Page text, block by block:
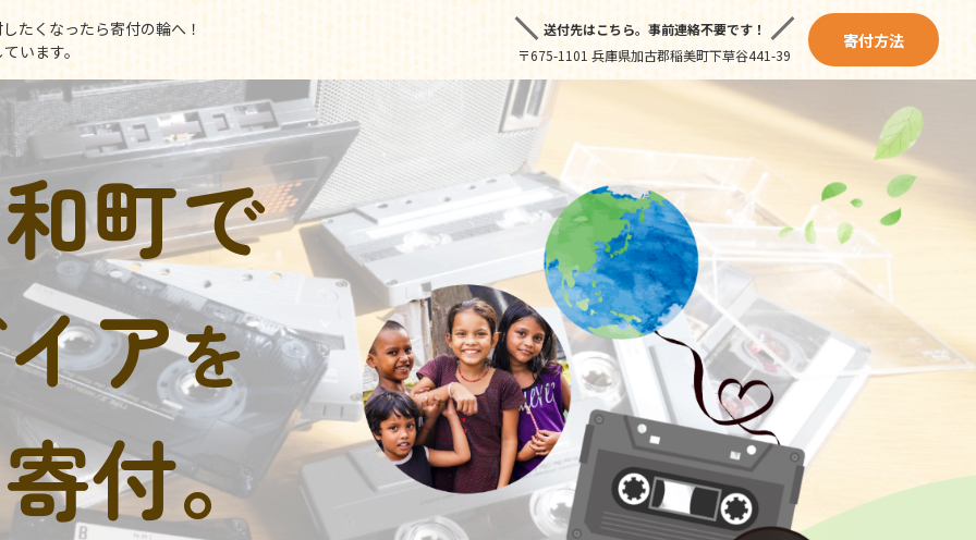
たくなったら寄付の輪へ！
います。
送付先はこちら。 事前連絡不要です！
〒675-1101 兵庫県加古郡稲美町下草谷441-39
寄付方法
町で
アを
付。